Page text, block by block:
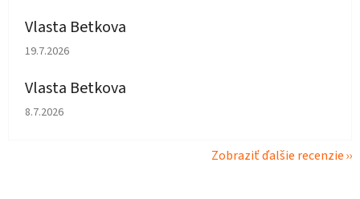
Vlasta Betkova
Hodnotenie obchodu je 5 z 5 hviezdičiek.
19.7.2026
Vlasta Betkova
Hodnotenie obchodu je 4 z 5 hviezdičiek.
8.7.2026
Zobraziť ďalšie recenzie